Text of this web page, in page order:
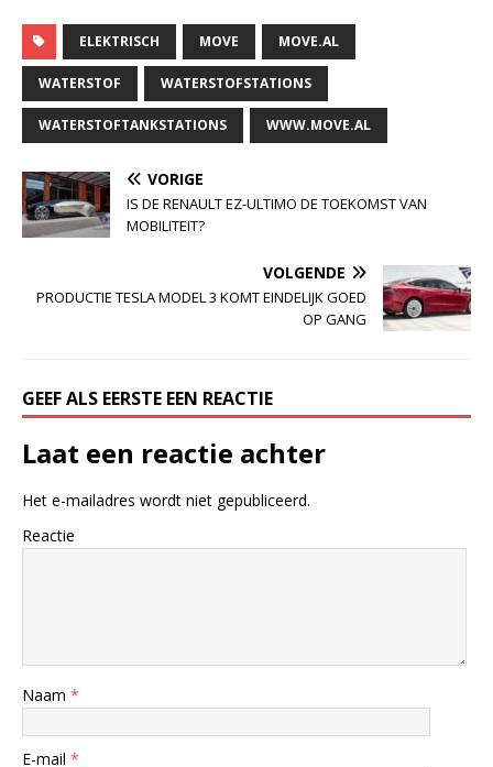
ELEKTRISCH MOVE MOVE.AL
WATERSTOF WATERSTOFSTATIONS
WATERSTOFTANKSTATIONS WWW.MOVE.AL
VORIGE
IS DE RENAULT EZ-ULTIMO DE TOEKOMST VAN
MOBILITEIT?
VOLGENDE
PRODUCTIE TESLA MODEL 3 KOMT EINDELIJK GOED
OP GANG
GEEF ALS EERSTE EEN REACTIE
Laat een reactie achter
Het e-mailadres wordt niet gepubliceerd.
Reactie
Naam *
E-mail *